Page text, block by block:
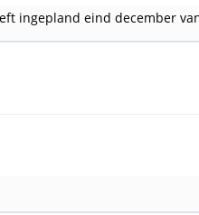
ingepland eind december